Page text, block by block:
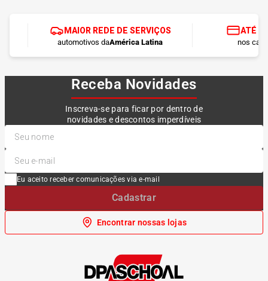
MAIOR REDE DE SERVIÇOS
automotivos daAmérica Latina
ATÉ
nos
Receba Novidades
Inscreva-se para ficar por dentro de
novidades e descontos imperdíveis
Eu aceito receber comunicações via e-mail
Cadastrar
Encontrar nossas lojas